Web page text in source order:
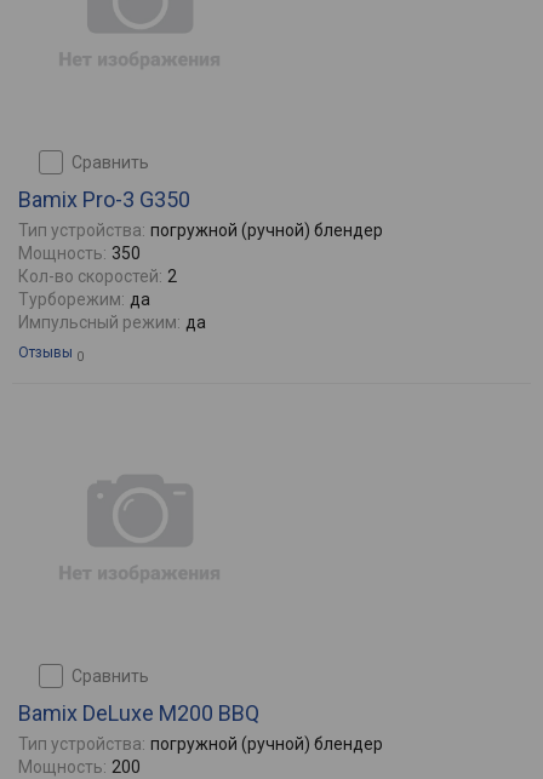
сравнить
Bamix Pro-3 G350
Тип устройства: погружной (ручной) блендер
Мощность: 350
Кол-во скоростей: 2
Турборежим: да
Импульсный режим: да
Отзывы 0
сравнить
Bamix DeLuxe M200 BBQ
Тип устройства: погружной (ручной) блендер
Мощность: 200